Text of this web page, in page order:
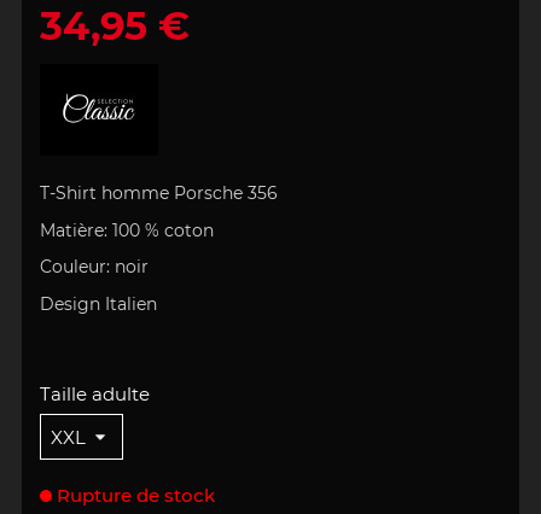
34,95 €
T-Shirt homme Porsche 356
Matière: 100 % coton
Couleur: noir
Design Italien
Taille adulte
Rupture de stock